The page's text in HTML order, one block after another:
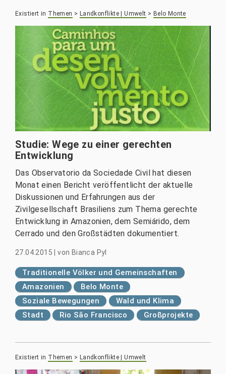
Existiert in Themen > Landkonflikte | Umwelt > Belo Monte
Studie: Wege zu einer gerechten
Entwicklung
Das Observatorio da Sociedade Civil hat diesen
Monat einen Bericht veröffentlicht der aktuelle
Diskussionen und Erfahrungen aus der
Zivilgesellschaft Brasiliens zum Thema gerechte
Entwicklung in Amazonien, dem Semiárido, dem
Cerrado und den Großstädten dokumentiert.
27.04.2015 |von Bianca Pyl
Traditionelle Völker und Gemeinschaften
Amazonien
Belo Monte
Soziale Bewegungen
Wald und Klima
Stadt
Rio São Francisco Großprojekte
Existiert in Themen > Landkonflikte | Umwelt